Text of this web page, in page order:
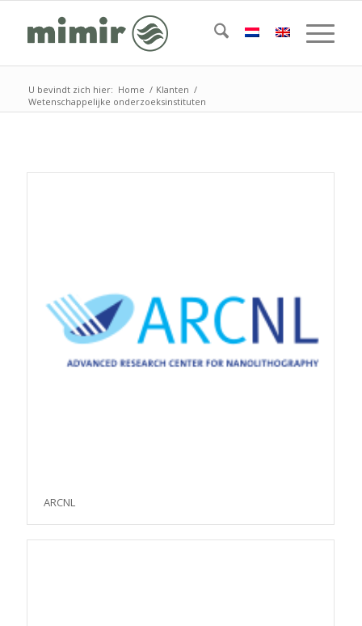
U bevindt zich hier: Home / Klanten /
Wetenschappelijke onderzoeksinstituten
ARCNL